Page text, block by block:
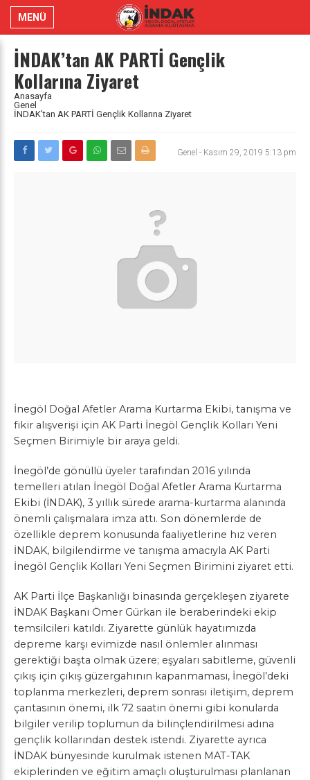
MENÜ
İNDAK’tan AK PARTİ Gençlik
Kollarına Ziyaret
Anasayfa
Genel
İNDAK’tan AK PARTİ Gençlik Kollarına Ziyaret
Genel - Kasım 29, 2019 5:13 pm
İnegöl Doğal Afetler Arama Kurtarma Ekibi, tanışma ve
fikir alışverişi için AK Parti İnegöl Gençlik Kolları Yeni
Seçmen Birimiyle bir araya geldi.
İnegöl’de gönüllü üyeler tarafından 2016 yılında
temelleri atılan İnegöl Doğal Afetler Arama Kurtarma
Ekibi (İNDAK), 3 yıllık sürede arama-kurtarma alanında
önemli çalışmalara imza attı. Son dönemlerde de
özellikle deprem konusunda faaliyetlerine hız veren
İNDAK, bilgilendirme ve tanışma amacıyla AK Parti
İnegöl Gençlik Kolları Yeni Seçmen Birimini ziyaret etti.
AK Parti İlçe Başkanlığı binasında gerçekleşen ziyarete
İNDAK Başkanı Ömer Gürkan ile beraberindeki ekip
temsilcileri katıldı. Ziyarette günlük hayatımızda
depreme karşı evimizde nasıl önlemler alınması
gerektiği başta olmak üzere; eşyaları sabitleme, güvenli
çıkış için çıkış güzergahının kapanmaması, İnegöl’deki
toplanma merkezleri, deprem sonrası iletişim, deprem
çantasının önemi, ilk 72 saatin önemi gibi konularda
bilgiler verilip toplumun da bilinçlendirilmesi adına
gençlik kollarından destek istendi. Ziyarette ayrıca
İNDAK bünyesinde kurulmak istenen MAT-TAK
ekiplerinden ve eğitim amaçlı oluşturulması planlanan